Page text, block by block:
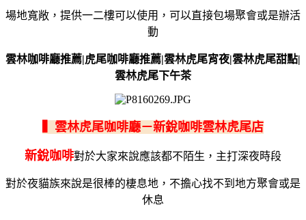
場地寬敞，提供一二樓可以使用，可以直接包場聚會或是辦活
動
雲林咖啡廳推薦|虎尾咖啡廳推薦|雲林虎尾宵夜|雲林虎尾甜點|
雲林虎尾下午茶
▍雲林虎尾咖啡廳－新銳咖啡雲林虎尾店
新銳咖啡對於大家來說應該都不陌生，主打深夜時段
對於夜貓族來說是很棒的棲息地，不擔心找不到地方聚會或是
休息